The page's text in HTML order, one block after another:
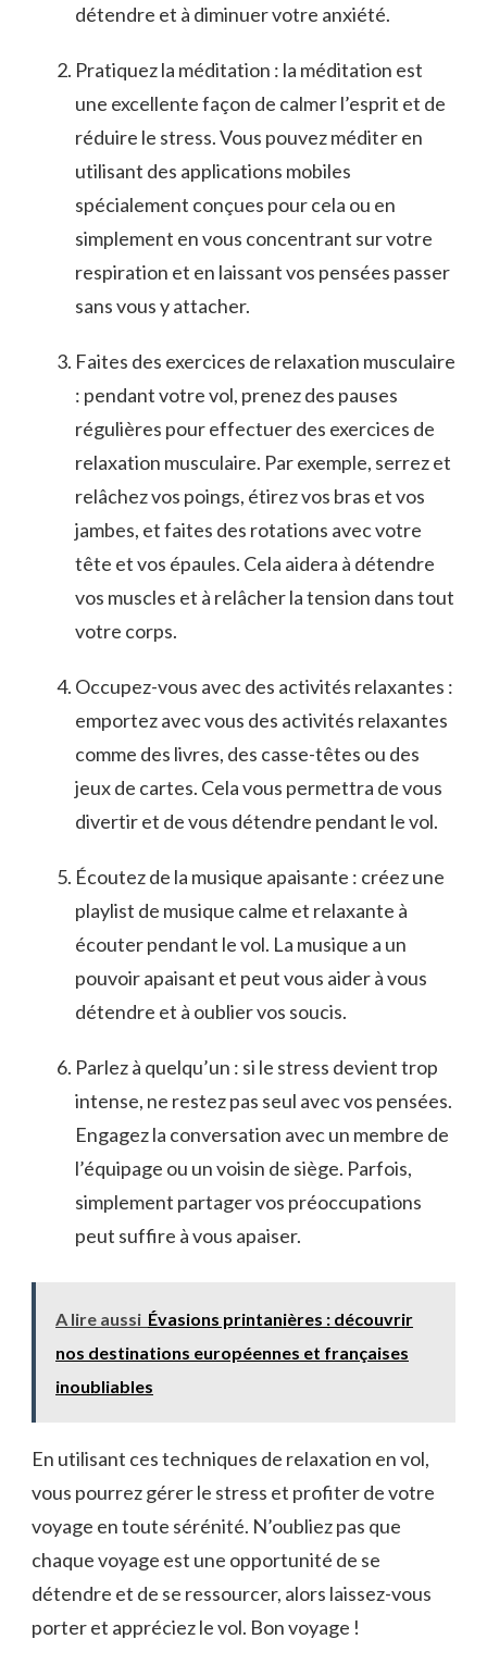
détendre et à diminuer votre⁢ anxiété.
Pratiquez ⁢la méditation :⁢ la méditation‍ est
une excellente façon de ⁤calmer l’esprit et de
réduire le stress. Vous pouvez méditer en
utilisant ‌des⁣ applications mobiles
spécialement⁢ conçues‌ pour cela‍ ou en
simplement en vous concentrant‍ sur‍ votre
respiration et en laissant⁤ vos pensées passer
sans vous ⁢y attacher.
Faites ⁢des ‌exercices de relaxation musculaire
: pendant ⁢votre vol, prenez des pauses
régulières ⁢pour effectuer des exercices ⁢de
relaxation musculaire. Par exemple, serrez et‌
relâchez vos ‌poings, étirez ⁢vos bras ⁢et vos
jambes, et ‌faites ⁤des rotations avec votre
tête et vos épaules. Cela aidera à détendre
vos muscles et à relâcher ‌la tension dans tout⁣
votre corps.
Occupez-vous ​avec⁣ des activités‍ relaxantes ⁤:
emportez avec‍ vous des⁤ activités relaxantes⁣
comme des livres, des casse-têtes ou des
jeux de cartes. Cela vous ‌permettra de‌ vous
divertir et de vous détendre ⁤pendant le vol.
Écoutez de la musique ⁣apaisante : créez une
playlist de ‍musique calme et relaxante à
écouter pendant le vol. La musique a un
pouvoir apaisant et peut vous aider à vous
détendre et à oublier vos soucis.
Parlez à⁤ quelqu’un : si le stress devient trop‍
intense, ne restez pas seul avec vos pensées.
Engagez la conversation avec un membre de
l’équipage⁣ ou un voisin ‍de siège. Parfois,
simplement partager vos préoccupations
peut suffire à vous apaiser.
A lire aussi Évasions printanières : découvrir
nos destinations européennes et françaises
inoubliables
En utilisant ces techniques ⁤de ‍relaxation​ en vol,
⁢vous pourrez gérer le stress et profiter de votre​
voyage en ‍toute sérénité.​ N’oubliez pas que
chaque voyage est une opportunité ‌de se
détendre et de se​ ressourcer, alors laissez-vous
⁤porter et appréciez le vol. ​Bon voyage !